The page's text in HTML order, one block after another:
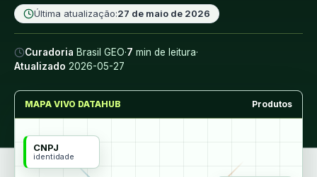
Última atualização:27 de maio de 2026
Curadoria Brasil GEO·7 min de leitura·
Atualizado 2026-05-27
MAPA VIVO DATAHUB Produtos
CNPJ
identidade